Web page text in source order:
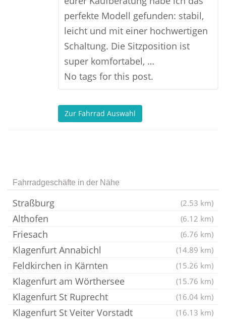
perfekte Modell gefunden: stabil,
leicht und mit einer hochwertigen
Schaltung. Die Sitzposition ist
super komfortabel, …
No tags for this post.
Zur Fahrrad Auswahl
Fahrradgeschäfte in der Nähe
Straßburg (2.53 km)
Althofen (6.12 km)
Friesach (6.76 km)
Klagenfurt Annabichl (14.89 km)
Feldkirchen in Kärnten (15.26 km)
Klagenfurt am Wörthersee (15.76 km)
Klagenfurt St Ruprecht (16.04 km)
Klagenfurt St Veiter Vorstadt (16.13 km)